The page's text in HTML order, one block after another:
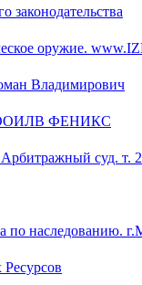
законодательства
оружие.
Владимирович
ФЕНИКС
суд. т.
по наследованию.